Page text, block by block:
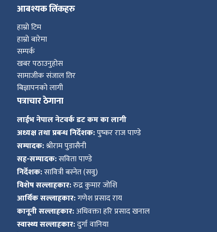
आबश्यक लिंकहरु
हाम्रो टिम
हाम्रो बारेमा
सम्पर्क
खबर पठाउनुहोस
सामाजीक संजाल तिर
बिज्ञापनको लागी
पत्राचार ठेगाना
लाईभ नेपाल नेटवर्क डट कम का लागी
अध्यक्ष तथा प्रबन्ध निर्देशक:पुष्कर राज पाण्डे
सम्पादक:श्रीराम पुडासैनी
सह-सम्पादक:सविता पाण्डे
निर्देशक:सावित्री बस्नेत (सवु)
विशेष सल्लाहकार:रुद्र कुमार जोशि
आर्थिक सल्लाहकार:गणेश प्रसाद राय
कानूनी सल्लाहकार:अधिवक्ता हरि प्रसाद खनाल
स्वास्थ्य सल्लाहकार:दुर्गा वानिया